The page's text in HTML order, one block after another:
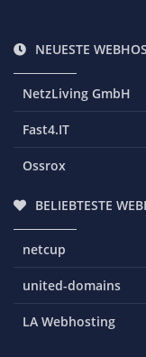
NEUESTE
NetzLiving GmbH
Fast4.IT
Ossrox
BELIEBTESTE
netcup
united-domains
LA Webhosting